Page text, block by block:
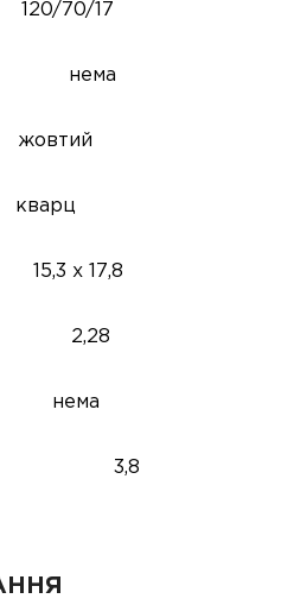
120/70/17
нема
жовтий
кварц
15,3 х 17,8
2,28
нема
3,8